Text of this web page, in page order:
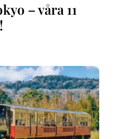
– våra 11